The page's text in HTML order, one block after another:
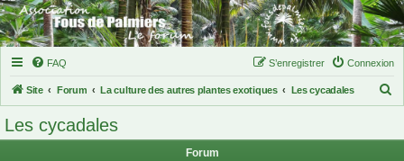
FAQ Connexion
S’enregistrer
Site Forum La culture des autres plantes exotiques Les cycadales
Les cycadales
Forum